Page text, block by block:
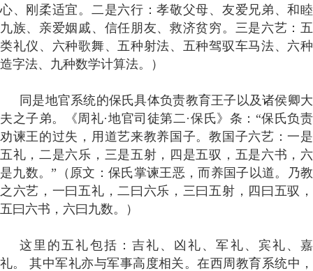
心、刚柔适宜。二是六行：孝敬父母、友爱兄弟、和睦
九族、亲爱姻戚、信任朋友、救济贫穷。三是六艺：五
类礼仪、六种歌舞、五种射法、五种驾驭车马法、六种
造字法、九种数学计算法。）
同是地官系统的保氏具体负责教育王子以及诸侯卿大
夫之子弟。《周礼·地官司徒第二·保氏》条：“保氏负责
劝谏王的过失，用道艺来教养国子。教国子六艺：一是
五礼，二是六乐，三是五射，四是五驭，五是六书，六
是九数。”（原文：保氏掌谏王恶，而养国子以道。乃教
之六艺，一曰五礼，二曰六乐，三曰五射，四曰五驭，
五曰六书，六曰九数。）
这里的五礼包括：吉礼、凶礼、军礼、宾礼、嘉
礼。
其中军礼亦与军事高度相关。在西周教育系统中，